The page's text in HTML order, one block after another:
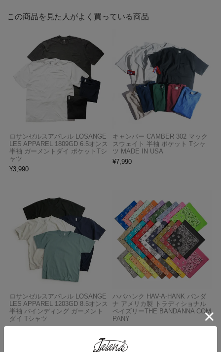
この商品を見た人がよく買っている商品
ロサンゼルスアパレル LOSANGE
LES APPAREL 1809GD 6.5オンス
半袖 ガーメントダイ ポケットTシ
ャツ
¥3,990
キャンバー CAMBER 302 マック
スウェイト 半袖 ポケット Tシャ
ツ MADE IN USA
¥7,990
ロサンゼルスアパレル LOSANGE
LES APPAREL 1203GD 8.5オンス
半袖 バインディング ガーメント
ダイ Tシャツ
ハバハンク HAV-A-HANK バンダ
ナ アメリカ製 トラディショナル
ペイズリーTHE BANDANNA COM
PANY